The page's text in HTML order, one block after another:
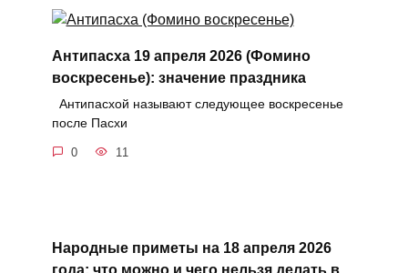
Антипасха 19 апреля 2026 (Фомино
воскресенье): значение праздника
Антипасхой называют следующее воскресенье
после Пасхи
0 11
Народные приметы на 18 апреля 2026
года: что можно и чего нельзя делать в